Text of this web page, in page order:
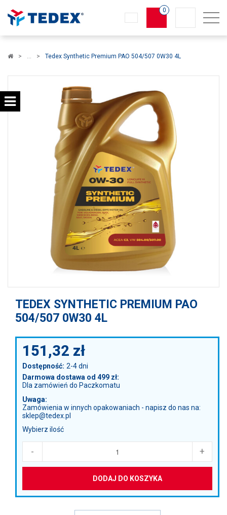
0
Koszyk
info:Twój koszyk jest pusty! ×
Tedex Synthetic Premium PAO 504/507 0W30 4L
TEDEX SYNTHETIC PREMIUM PAO
504/507 0W30 4L
151,32 zł
Dostępność: 2-4 dni
Darmowa dostawa od 499 zł:
Dla zamówień do Paczkomatu
Uwaga:
Zamówienia w innych opakowaniach - napisz do nas na:
sklep@tedex.pl
Wybierz ilość
+
-
DODAJ DO KOSZYKA